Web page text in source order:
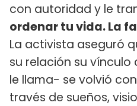
con autoridad y le
ordenar tu vida. La
La activista aseguró
su relación su
le llama- se volvió
través de sueños,